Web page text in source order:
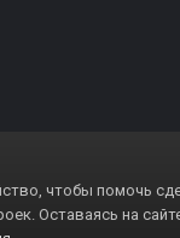
чтобы помочь
Оставаясь на